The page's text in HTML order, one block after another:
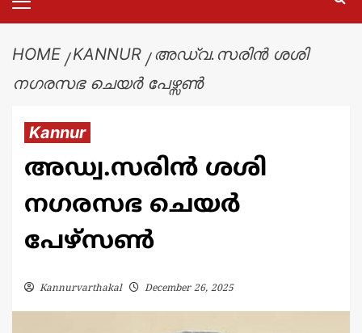
HOME KANNUR
അഡ്വ.സരിൻ ശശി
നഗരസഭ ചെയർ പേഴ്സൺ
Kannur
അഡ്വ.സരിൻ ശശി
നഗരസഭ ചെയർ
പേഴ്സൺ
Kannurvarthakal December 26, 2025